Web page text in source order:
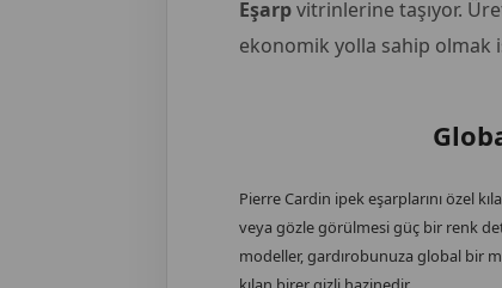
Eşarpvitrinlerine taşıyor.
ekonomik yolla sahip olmak
Pierre Cardin ipek eşarplarını özel
veya gözle görülmesi güç bir renk
modeller, gardırobunuza global bir